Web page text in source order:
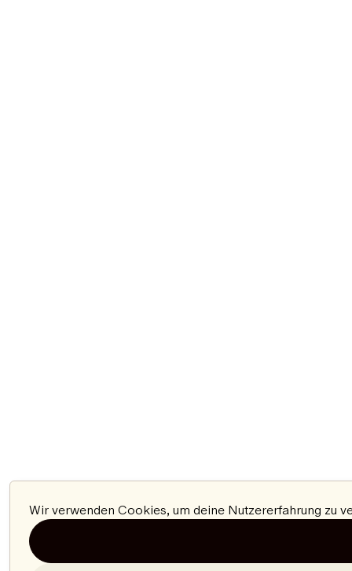
Wir verwenden Cookies, um deine Nutzererfahrung zu